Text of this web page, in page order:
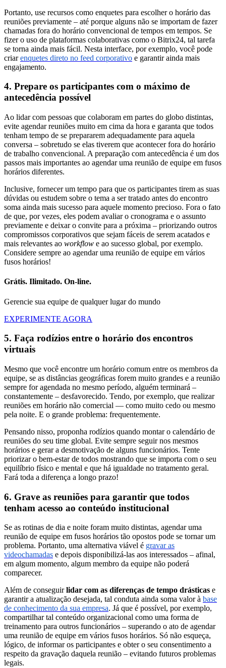
Portanto, use recursos como enquetes para escolher o horário das
reuniões previamente – até porque alguns não se importam de fazer
chamadas fora do horário convencional de tempos em tempos. Se
fizer o uso de plataformas colaborativas como o Bitrix24, tal tarefa
se torna ainda mais fácil. Nesta interface, por exemplo, você pode
criarenquetes direto no feed corporativo e garantir ainda mais
engajamento.
4. Prepare os participantes com o máximo de
antecedência possível
Ao lidar com pessoas que colaboram em partes do globo distintas,
evite agendar reuniões muito em cima da hora e garanta que todos
tenham tempo de se prepararem adequadamente para aquela
conversa – sobretudo se elas tiverem que acontecer fora do horário
de trabalho convencional. A preparação com antecedência é um dos
passos mais importantes ao agendar uma reunião de equipe em fusos
horários diferentes.
Inclusive, fornecer um tempo para que os participantes tirem as suas
dúvidas ou estudem sobre o tema a ser tratado antes do encontro
soma ainda mais sucesso para aquele momento precioso. Fora o fato
de que, por vezes, eles podem avaliar o cronograma e o assunto
previamente e deixar o convite para a próxima – priorizando outros
compromissos corporativos que sejam fáceis de serem acatados e
mais relevantes ao workflow e ao sucesso global, por exemplo.
Considere sempre ao agendar uma reunião de equipe em vários
fusos horários!
Grátis. Ilimitado. On-line.
Gerencie sua equipe de qualquer lugar do mundo
EXPERIMENTE AGORA
5. Faça rodízios entre o horário dos encontros
virtuais
Mesmo que você encontre um horário comum entre os membros da
equipe, se as distâncias geográficas forem muito grandes e a reunião
sempre for agendada no mesmo período, alguém terminará –
constantemente – desfavorecido. Tendo, por exemplo, que realizar
reuniões em horário não comercial — como muito cedo ou mesmo
pela noite. E o grande problema: frequentemente.
Pensando nisso, proponha rodízios quando montar o calendário de
reuniões do seu time global. Evite sempre seguir nos mesmos
horários e gerar a desmotivação de alguns funcionários. Tente
priorizar o bem-estar de todos mostrando que se importa com o seu
equilíbrio físico e mental e que há igualdade no tratamento geral.
Fará toda a diferença a longo prazo!
6. Grave as reuniões para garantir que todos
tenham acesso ao conteúdo institucional
Se as rotinas de dia e noite foram muito distintas, agendar uma
reunião de equipe em fusos horários tão opostos pode se tornar um
problema. Portanto, uma alternativa viável é gravar as
videochamadas e depois disponibilizá-las aos interessados – afinal,
em algum momento, algum membro da equipe não poderá
comparecer.
Além de conseguirlidar com as diferenças de tempo drásticas e
garantir a atualização desejada, tal conduta ainda soma valor à base
de conhecimento da sua empresa. Já que é possível, por exemplo,
compartilhar tal conteúdo organizacional como uma forma de
treinamento para outros funcionários – superando o ato de agendar
uma reunião de equipe em vários fusos horários. Só não esqueça,
lógico, de informar os participantes e obter o seu consentimento a
respeito da gravação daquela reunião – evitando futuros problemas
legais.